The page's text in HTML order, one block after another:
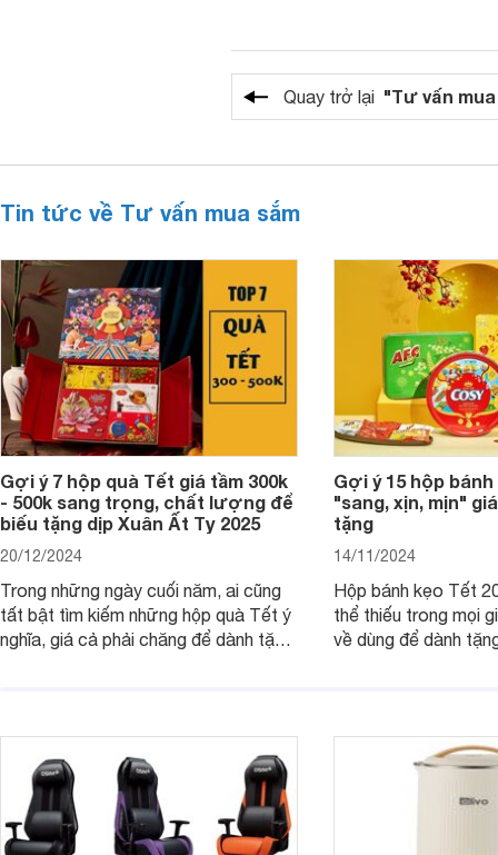
Quay trở lại "Tư vấn
Tin tức về Tư vấn mua sắm
Gợi ý 7 hộp quà Tết giá tầm 300k
- 500k sang trọng, chất lượng để
biếu tặng dịp Xuân Ất Tỵ 2025
20/12/2024
Trong những ngày cuối năm, ai cũng
tất bật tìm kiếm những hộp quà Tết ý
nghĩa, giá cả phải chăng để dành tặng
- 500k đẹp mắt nhé.
Gợi ý 15 hộp
"sang, xịn, mịn"
tặng
14/11/2024
Hộp bánh kẹo Tết
thể thiếu trong mọi
về dùng để dành
2025 mới vừa sang,
mua sắm cuối năm.